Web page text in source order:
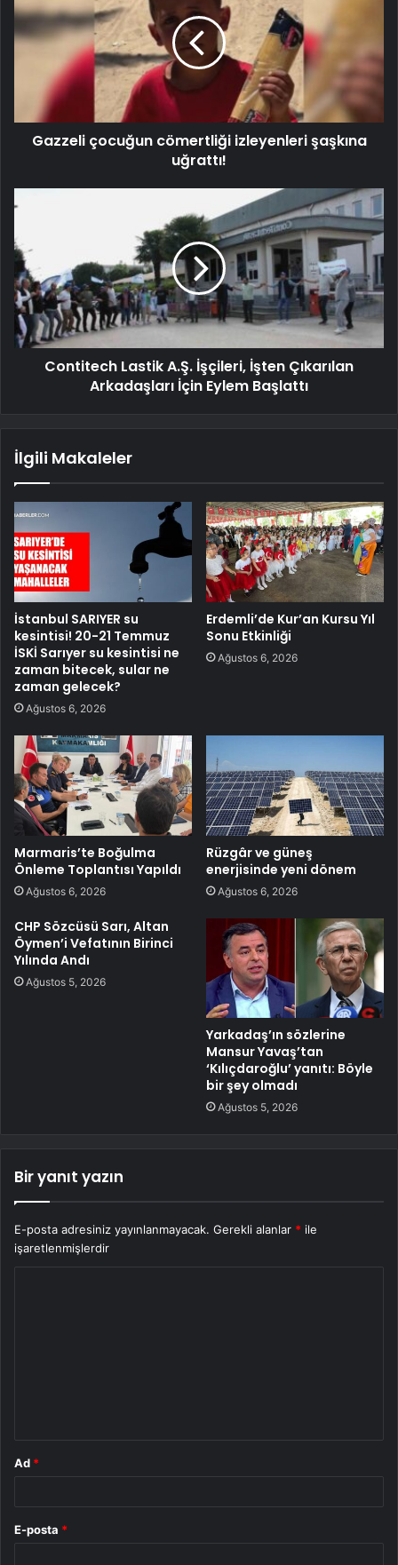
Gazzeli çocuğun cömertliği izleyenleri şaşkına
uğrattı!
Contitech Lastik A.Ş. İşçileri, İşten Çıkarılan
Arkadaşları İçin Eylem Başlattı
İlgili Makaleler
İstanbul SARIYER su
kesintisi! 20-21 Temmuz
İSKİ Sarıyer su kesintisi ne
zaman bitecek, sular ne
zaman gelecek?
Ağustos 6, 2026
Erdemli’de Kur’an Kursu Yıl
Sonu Etkinliği
Ağustos 6, 2026
Marmaris’te Boğulma
Önleme Toplantısı Yapıldı
Ağustos 6, 2026
Rüzgâr ve güneş
enerjisinde yeni dönem
Ağustos 6, 2026
CHP Sözcüsü Sarı, Altan
Öymen’i Vefatının Birinci
Yılında Andı
Ağustos 5, 2026
Yarkadaş’ın sözlerine
Mansur Yavaş’tan
‘Kılıçdaroğlu’ yanıtı: Böyle
bir şey olmadı
Ağustos 5, 2026
Bir yanıt yazın
E-posta adresiniz yayınlanmayacak. Gerekli alanlar * ile
işaretlenmişlerdir
Ad *
E-posta *